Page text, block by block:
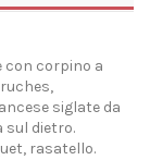
con corpino a
siglate da
sul dietro.
rasatello.